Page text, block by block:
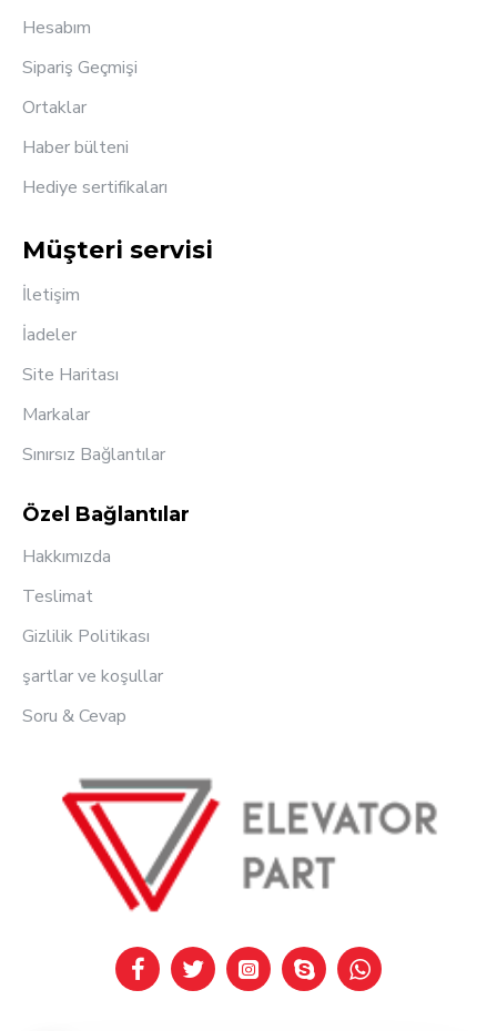
Hesabım
Sipariş Geçmişi
Ortaklar
Haber bülteni
Hediye sertifikaları
Müşteri servisi
İletişim
İadeler
Site Haritası
Markalar
Sınırsız Bağlantılar
Özel Bağlantılar
Hakkımızda
Teslimat
Gizlilik Politikası
şartlar ve koşullar
Soru & Cevap